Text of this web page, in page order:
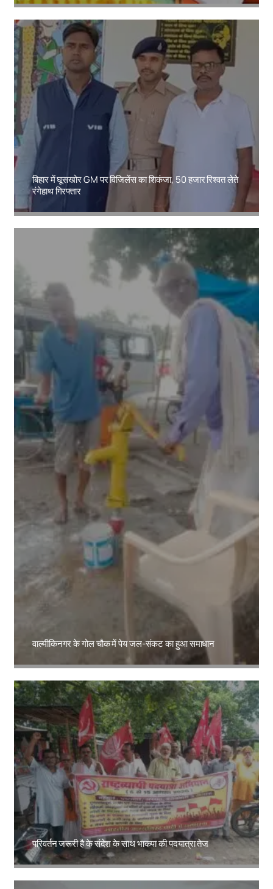
बिहार में घूसखोर GM पर विजिलेंस का शिकंजा, 50 हजार रिश्वत लेते
रंगेहाथ गिरफ्तार
वाल्मीकिनगर के गोल चौक में पेय जल-संकट का हुआ समाधान
परिवर्तन जरूरी है के संदेश के साथ भाकपा की पदयात्रा तेज
Amit Lekh